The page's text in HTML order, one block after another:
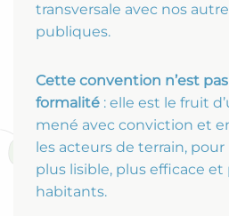
transversale avec nos
publiques.
Cette convention n’est
formalité : elle est le fruit
mené avec conviction et
les acteurs de terrain,
plus lisible, plus efficace
habitants.